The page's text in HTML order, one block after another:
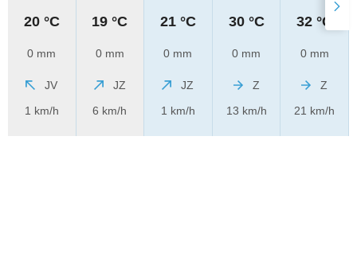
20 °C
0 mm
JV
1 km/h
19 °C
0 mm
JZ
6 km/h
21 °C
0 mm
JZ
1 km/h
30 °C
0 mm
Z
13 km/h
32 °C
0 mm
Z
21 km/h